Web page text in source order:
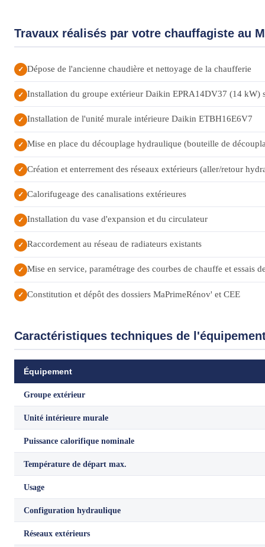
Travaux réalisés par votre chauffagiste au
✓ Dépose de l'ancienne chaudière et nettoyage de la chaufferie
✓ Installation du groupe extérieur Daikin EPRA14DV37 (14 kW)
✓ Installation de l'unité murale intérieure Daikin ETBH16E6V7
✓ Mise en place du découplage hydraulique (bouteille de
✓ Création et enterrement des réseaux extérieurs (aller/retour
✓ Calorifugeage des canalisations extérieures
✓ Installation du vase d'expansion et du circulateur
✓ Raccordement au réseau de radiateurs existants
✓ Mise en service, paramétrage des courbes de chauffe et essais
✓ Constitution et dépôt des dossiers MaPrimeRénov' et CEE
Caractéristiques techniques de
Équipement
Groupe extérieur
Unité intérieure murale
Puissance calorifique nominale
Température de départ max.
Usage
Configuration hydraulique
Réseaux extérieurs